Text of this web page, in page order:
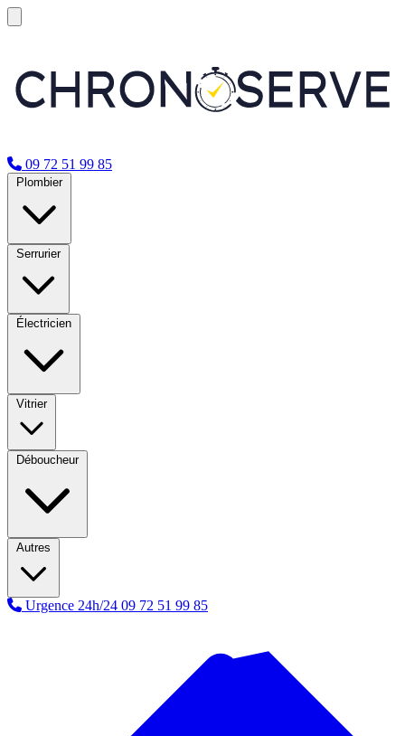
09 72 51 99 85
Plombier
Serrurier
Électricien
Vitrier
Déboucheur
Autres
Urgence 24h/24 09 72 51 99 85